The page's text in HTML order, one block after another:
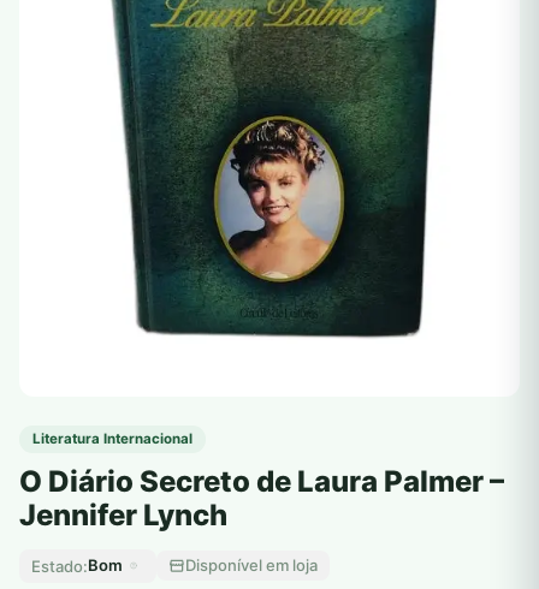
Literatura Internacional
O Diário Secreto de Laura Palmer –
Jennifer Lynch
Estado:Bom Disponível em loja